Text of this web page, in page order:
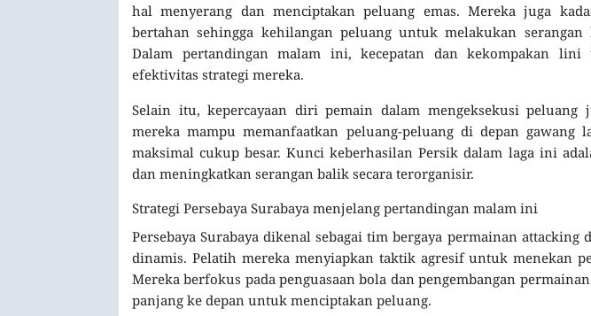
hal menyerang dan menciptakan peluang emas. Mereka juga
bertahan sehingga kehilangan peluang untuk melakukan
Dalam pertandingan malam ini, kecepatan dan kekompakan lini
efektivitas strategi mereka.
Selain itu, kepercayaan diri pemain dalam mengeksekusi peluang
mereka mampu memanfaatkan peluang-peluang di depan gawang
maksimal cukup besar. Kunci keberhasilan Persik dalam laga ini
dan meningkatkan serangan balik secara terorganisir.
Strategi Persebaya Surabaya menjelang pertandingan malam ini
Persebaya Surabaya dikenal sebagai tim bergaya permainan
dinamis. Pelatih mereka menyiapkan taktik agresif untuk menekan
Mereka berfokus pada penguasaan bola dan pengembangan
panjang ke depan untuk menciptakan peluang.